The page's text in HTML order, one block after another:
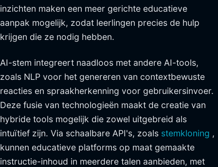
inzichten maken een meer gerichte educatieve
aanpak mogelijk, zodat leerlingen precies de hulp
krijgen die ze nodig hebben.
AI-stem integreert naadloos met andere AI-tools,
zoals NLP voor het genereren van contextbewuste
reacties en spraakherkenning voor gebruikersinvoer.
Deze fusie van technologieën maakt de creatie van
hybride tools mogelijk die zowel uitgebreid als
intuïtief zijn. Via schaalbare API's, zoals stemkloning ,
kunnen educatieve platforms op maat gemaakte
instructie-inhoud in meerdere talen aanbieden, met